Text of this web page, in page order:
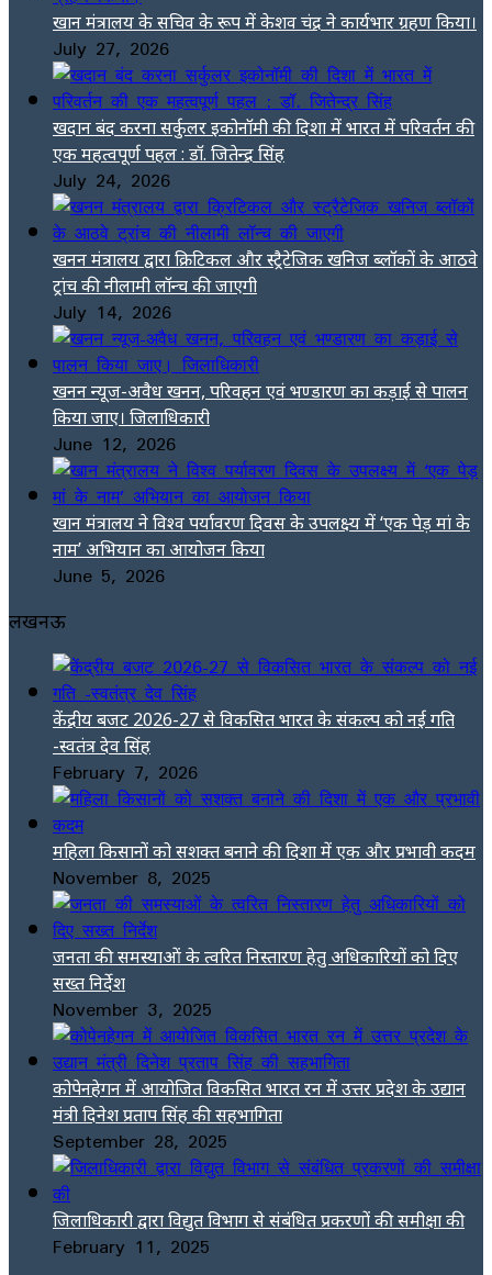
खान मंत्रालय के सचिव के रूप में केशव चंद्र ने कार्यभार ग्रहण किया।
July 27, 2026
खदान बंद करना सर्कुलर इकोनॉमी की दिशा में भारत में परिवर्तन की
एक महत्वपूर्ण पहल : डॉ. जितेन्द्र सिंह
July 24, 2026
खनन मंत्रालय द्वारा क्रिटिकल और स्ट्रैटेजिक खनिज ब्लॉकों के आठवे
ट्रांच की नीलामी लॉन्च की जाएगी
July 14, 2026
खनन न्यूज-अवैध खनन, परिवहन एवं भण्डारण का कड़ाई से पालन
किया जाए। जिलाधिकारी
June 12, 2026
खान मंत्रालय ने विश्व पर्यावरण दिवस के उपलक्ष्य में ‘एक पेड़ मां के
नाम’ अभियान का आयोजन किया
June 5, 2026
लखनऊ
केंद्रीय बजट 2026-27 से विकसित भारत के संकल्प को नई गति
-स्वतंत्र देव सिंह
February 7, 2026
महिला किसानों को सशक्त बनाने की दिशा में एक और प्रभावी कदम
November 8, 2025
जनता की समस्याओं के त्वरित निस्तारण हेतु अधिकारियों को दिए
सख्त निर्देश
November 3, 2025
कोपेनहेगन में आयोजित विकसित भारत रन में उत्तर प्रदेश के उद्यान
मंत्री दिनेश प्रताप सिंह की सहभागिता
September 28, 2025
जिलाधिकारी द्वारा विद्युत विभाग से संबंधित प्रकरणों की समीक्षा की
February 11, 2025